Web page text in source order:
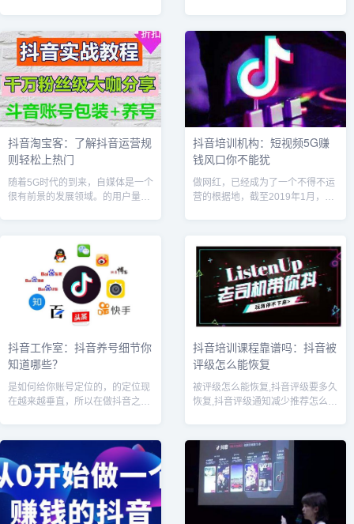
道。那么抖商运营方案怎么做？除
了常规的...
传。今天小七给大家推荐10个简单
易上手的...
抖音淘宝客：了解抖音运营规
则轻松上热门
随着5G时代的到来，自媒体是一个
很有前景的发展领域。的用户量庞
抖音培训机构：短视频5G赚
钱风口你不能犹
做网红，已经成为了一个不得不运
营的根据地，截至2019年1月，抖
众多...
抖音工作室：抖音养号细节你
知道哪些？
是如何给你账号定位的，的定位现
在越来越垂直，所以在做抖音之
抖音培训课程靠谱吗：抖音被
评级怎么能恢复
被评级怎么能恢复,抖音评级要多久
恢复,抖音评级通知减少推荐怎么办
通知，大致分为两种：垃圾广告，
视频...